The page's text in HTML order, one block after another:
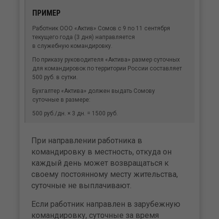
ПРИМЕР
Работник ООО «Актив» Сомов с 9 по 11 сентября
текущего года (3 дня) направляется
в служебную командировку.
По приказу руководителя «Актива» размер суточных
для командировок по территории России составляет
500 руб. в сутки.
Бухгалтер «Актива» должен выдать Сомову
суточные в размере:
500 руб./дн. × 3 дн. = 1500 руб.
При направлении работника в
командировку в местность, откуда он
каждый день может возвращаться к
своему постоянному месту жительства,
суточные не выплачивают.
Если работник направлен в зарубежную
командировку, суточные за время